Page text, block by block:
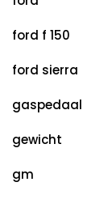
ford f 150
ford sierra
gaspedaal
gewicht
gm